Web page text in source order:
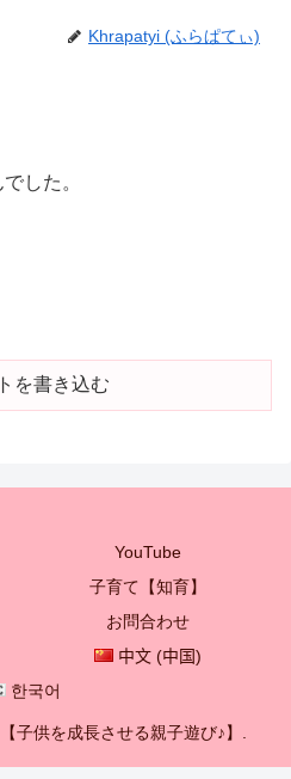
Khrapatyi (ふらぱてぃ)
した。
を書き込む
YouTube
子育て【知育】
お問合わせ
中文 (中国)
한국어
子供を成長させる親子遊び♪】.